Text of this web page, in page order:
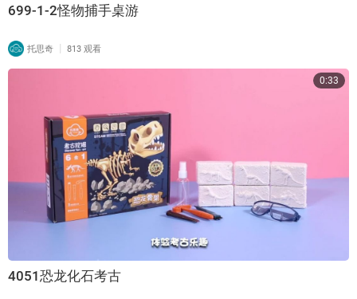
699-1-2怪物捕手桌游
托思奇 | 813 观看
0:33
4051恐龙化石考古